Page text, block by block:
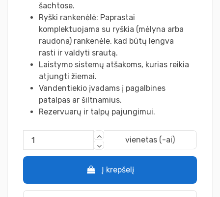
šachtose.
Ryški rankenėlė: Paprastai
komplektuojama su ryškia (mėlyna arba
raudona) rankenėle, kad būtų lengva
rasti ir valdyti srautą.
Laistymo sistemų atšakoms, kurias reikia
atjungti žiemai.
Vandentiekio įvadams į pagalbines
patalpas ar šiltnamius.
Rezervuarų ir talpų pajungimui.
vienetas (-ai)
Į krepšelį